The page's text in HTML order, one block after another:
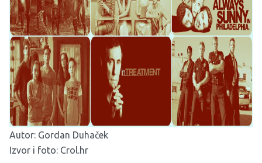
Autor: Gordan Duhaček
Izvor i foto: Crol.hr